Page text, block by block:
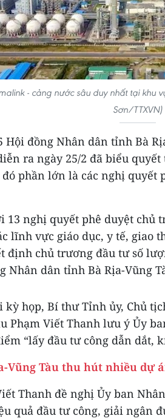
- cảng nước sâu duy nhất tại khu
Sơn/TTXVN)
Hội đồng Nhân dân tỉnh Bà
ra ngày 25/2 đã biểu
phần lớn là các nghị quyết
13 nghị quyết phê duyệt chủ
lĩnh vực giáo dục, y tế, giao
định chủ trương đầu tư số
Nhân dân tỉnh Bà Rịa-Vũng
kỳ họp, Bí thư Tỉnh ủy, Chủ
Phạm Viết Thanh lưu ý Ủy
“lấy đầu tư công dẫn dắt,
Vũng Tàu thu hút nhiều dự
Thanh đề nghị Ủy ban
quả đầu tư công, giải ngân